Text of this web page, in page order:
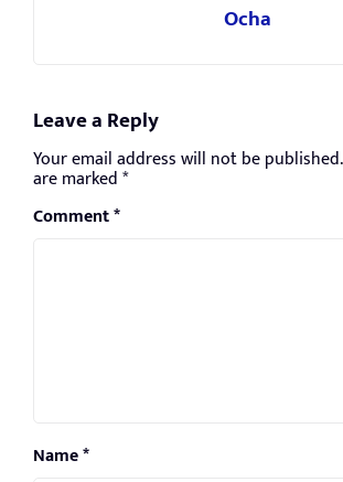
Ocha
Leave a Reply
Your email address will not be published.
are marked*
Comment*
Name*